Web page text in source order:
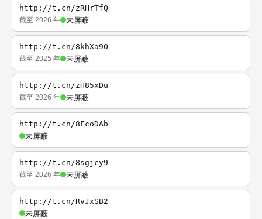
http://t.cn/zRHrTfQ
截至 2026 年 未屏蔽
http://t.cn/8khXa9O
截至 2025 年 未屏蔽
http://t.cn/zH85xDu
截至 2026 年 未屏蔽
http://t.cn/8FcoDAb
未屏蔽
http://t.cn/8sgjcy9
截至 2026 年 未屏蔽
http://t.cn/RvJxSB2
未屏蔽